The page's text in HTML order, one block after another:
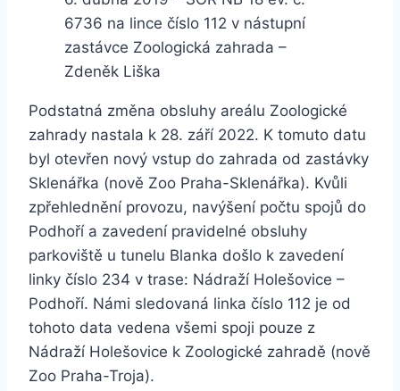
6736 na lince číslo 112 v nástupní
zastávce Zoologická zahrada –
Zdeněk Liška
Podstatná změna obsluhy areálu Zoologické
zahrady nastala k 28. září 2022. K tomuto datu
byl otevřen nový vstup do zahrada od zastávky
Sklenářka (nově Zoo Praha-Sklenářka). Kvůli
zpřehlednění provozu, navýšení počtu spojů do
Podhoří a zavedení pravidelné obsluhy
parkoviště u tunelu Blanka došlo k zavedení
linky číslo 234 v trase: Nádraží Holešovice –
Podhoří. Námi sledovaná linka číslo 112 je od
tohoto data vedena všemi spoji pouze z
Nádraží Holešovice k Zoologické zahradě (nově
Zoo Praha-Troja).